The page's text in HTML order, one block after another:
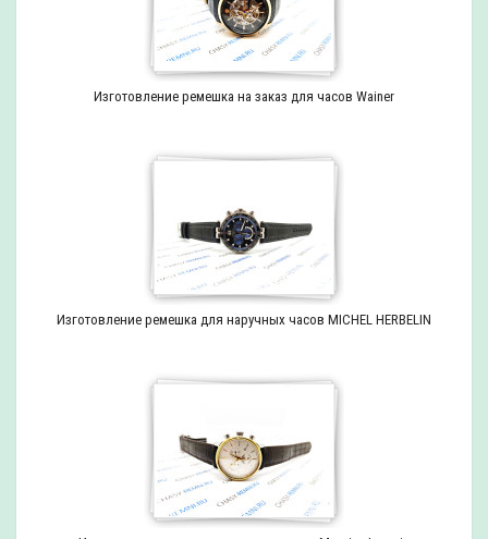
Изготовление ремешка на заказ для часов Wainer
Изготовление ремешка для наручных часов MICHEL HERBELIN